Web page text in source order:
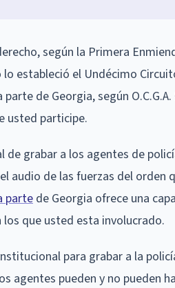
según la Primera
estableció el Undécimo
de Georgia, según
usted participe.
de grabar a los agentes de
audio de las fuerzas del orden
parte de Georgia ofrece una
que usted esta involucrado.
para grabar a la
agentes pueden y no pueden